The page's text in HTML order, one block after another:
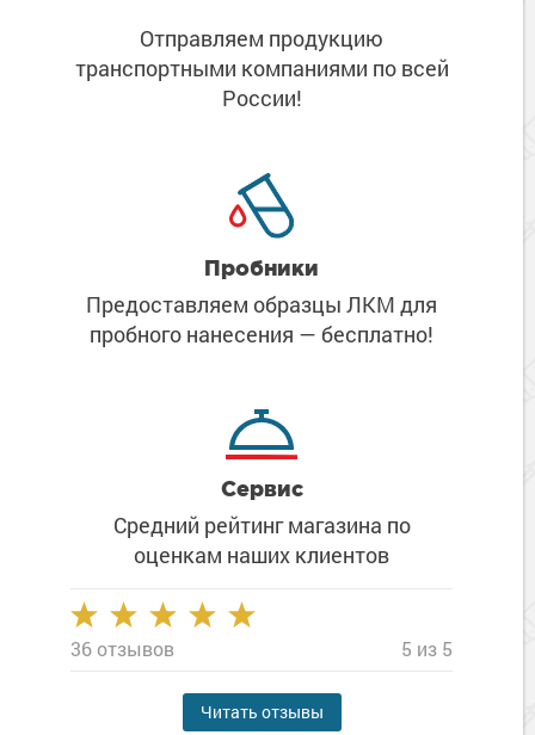
Отправляем продукцию
транспортными компаниями по всей
России!
Пробники
Предоставляем образцы ЛКМ для
пробного нанесения — бесплатно!
Сервис
Средний рейтинг магазина по
оценкам наших клиентов
36 отзывов 5 из 5
Читать отзывы